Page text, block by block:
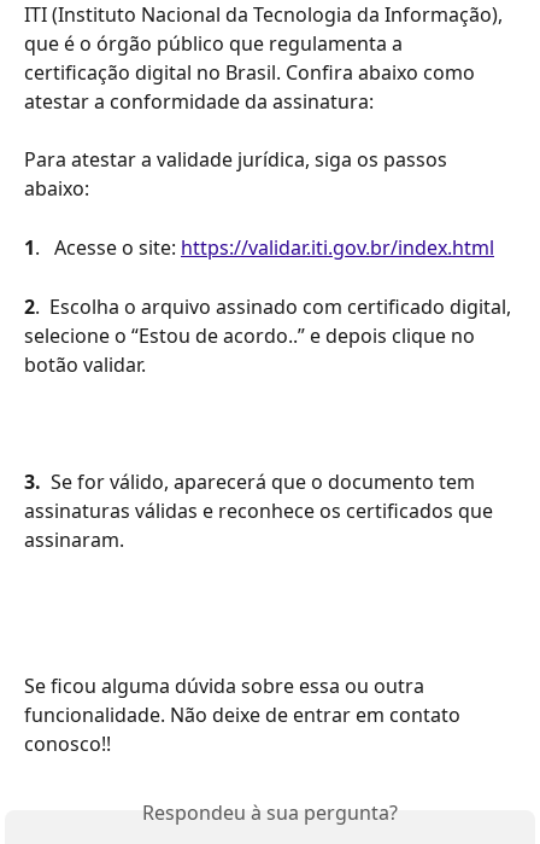
ITI (Instituto Nacional da Tecnologia da Informação),
que é o órgão público que regulamenta a
certificação digital no Brasil. Confira abaixo como
atestar a conformidade da assinatura:
Para atestar a validade jurídica, siga os passos
abaixo:
1.   Acesse o site: https://validar.iti.gov.br/index.html
2.  Escolha o arquivo assinado com certificado digital,
selecione o “Estou de acordo..” e depois clique no
botão validar.
3.
  Se for válido, aparecerá que o documento tem
assinaturas válidas e reconhece os certificados que
assinaram.
Se ficou alguma dúvida sobre essa ou outra
funcionalidade. Não deixe de entrar em contato
conosco!!
Respondeu à sua pergunta?